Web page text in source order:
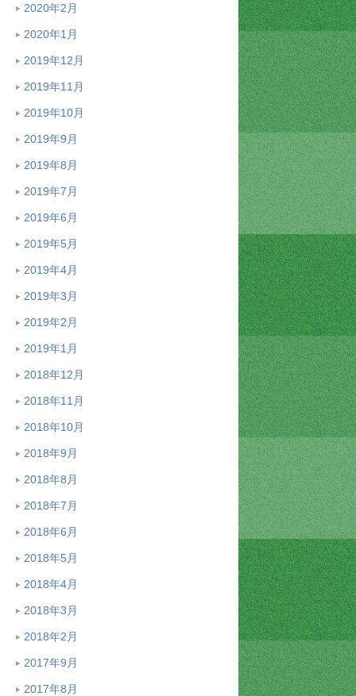
2020年2月
2020年1月
2019年12月
2019年11月
2019年10月
2019年9月
2019年8月
2019年7月
2019年6月
2019年5月
2019年4月
2019年3月
2019年2月
2019年1月
2018年12月
2018年11月
2018年10月
2018年9月
2018年8月
2018年7月
2018年6月
2018年5月
2018年4月
2018年3月
2018年2月
2017年9月
2017年8月